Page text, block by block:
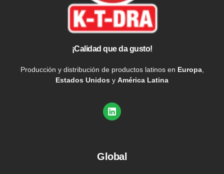
¡Calidad que da gusto!
Producción y distribución de productos latinos en Europa,
Estados Unidos y América Latina
Global